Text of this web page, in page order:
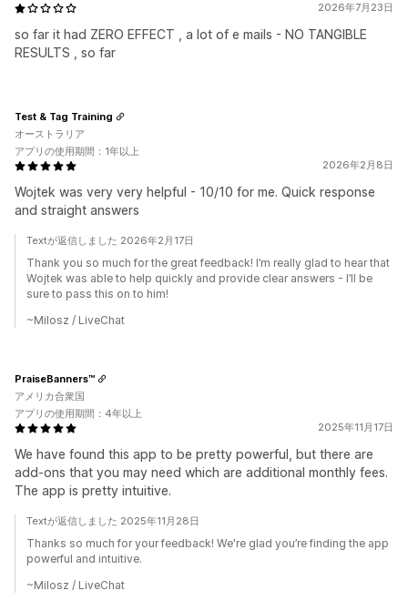
2026年7月23日
so far it had ZERO EFFECT , a lot of e mails - NO TANGIBLE
RESULTS , so far
2026年2月8日
Wojtek was very very helpful - 10/10 for me. Quick response
and straight answers
Test & Tag Training
オーストラリア
アプリの使用期間：1年以上
Textが返信しました 2026年2月17日
Thank you so much for the great feedback! I’m really glad to hear that
Wojtek was able to help quickly and provide clear answers - I’ll be
sure to pass this on to him!
~Milosz / LiveChat
2025年11月17日
We have found this app to be pretty powerful, but there are
add-ons that you may need which are additional monthly fees.
The app is pretty intuitive.
PraiseBanners™
アメリカ合衆国
アプリの使用期間：4年以上
Textが返信しました 2025年11月28日
Thanks so much for your feedback! We're glad you’re finding the app
powerful and intuitive.
~Milosz / LiveChat